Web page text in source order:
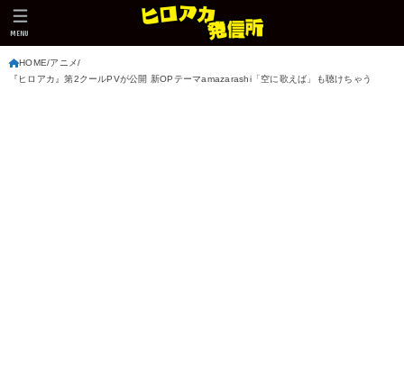
MENU
HOME アニメ
『ヒロアカ』第2クールPVが公開 新OPテーマamazarashi「空に歌えば」も聴けちゃう